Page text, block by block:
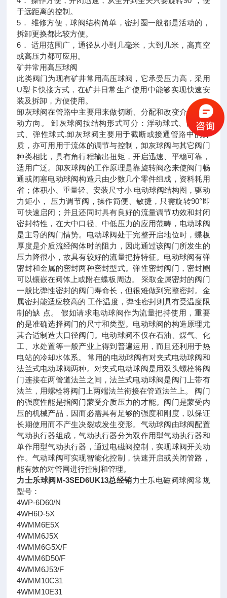
于远距离的控制。
5． 维修方便，球阀结构简单，密封圈一般都是活动的，
拆卸更换都比较方便。
6． 适用范围广，通径从小到几毫米，大到几米，高真空
或高压力都可应用。
矿井常用高压球阀
此类阀门为现有矿井常用高压球阀，它承受压力高，采用
U型卡快接方式，在矿井日常生产使用中能够实现快速安
装及拆卸，方便使用。
卸灰球阀在管路中主要用来做切断、分配和改变介质的流
动方向。 卸灰球阀按结构形式可分：浮动球式、固定球
式、弹性球式.卸灰球阀主要用于截断或接通管路中的介
质，亦可用用于流体的调节与控制，卸灰球阀与其它阀门
种类相比，具有角行程输出扭矩，开启迅速、平稳可靠，
适用广泛。卸灰球阀的工作原理是靠旋转阀恋来使阀门畅
通或闭塞电动球阀构造只由少数几个零件组成，资料耗用
省；体积小、重量轻、安装尺寸小 电动球阀结构图，驱动
力矩小， 压力调节阀，操作简便、敏捷，只需旋转90°即
可快速启闭；并且还同时具有良好的流量调节功效和封闭
密封特性，在大中口径、中低压力的应用范畴，电动球阀
是主导的阀门情势。电动球阀处于完整开启地位时，蝶板
厚度是介质流经阀体时的阻力，因此通过该阀门所发生的
压力降很小，故具有较好的流量把持特征。电动球阀有弹
密封和金属的密封两种密封型式。弹性密封阀门，密封圈
可以镶嵌在阀体上或附在蝶板周边。 采取金属密封的阀门
一般比弹性密封的阀门寿命长，但很难做到完整密封。金
属密封能适应较高的 工作温度，弹性密封则具有受温度限
制的缺 点。 假如请求电动球阀作为流量把持使用，重要
的是准确选择阀门的尺寸和类型。电动球阀的构造原理尤
其合适制造大口径阀门。电动球阀不仅在石油、煤气、化
工、水处置等一般产业上得到普遍运用，而且还利用于热
电站的冷却水体系。 常用的电动球阀有对夹式电动球阀和
法兰式电动球阀两种。对夹式电动球阀是用双头螺栓将阀
门连接在两管道法兰之间，法兰式电动球阀是阀门上带有
法兰，用螺栓将阀门上两端法兰衔接在管道法兰上。 阀门
的强度性能是指阀门蒙受介质压力的才能。阀门是蒙受内
压的机械产品，因而必需具有足够的强度和刚度，以保证
长期使用而不产生决裂或发生变形。气动球阀由球阀配置
气动执行器组成，气动执行器分为双作用型气动执行器和
单作用型气动执行器，通过电磁阀控制，实现球阀开关动
作。气动球阀可实现智能化控制，快速开启或关闭管路，
能有效的对管网进行控制和管理。
力士乐球阀M-3SED6UK13总经销力士乐电磁阀球阀常规
型号：
4WP-6D60/N
4WH6D-5X
4WMM6E5X
4WMM6J5X
4WMM6G5X/F
4WMM6D50/F
4WMM6J53/F
4WMM10C31
4WMM10E31